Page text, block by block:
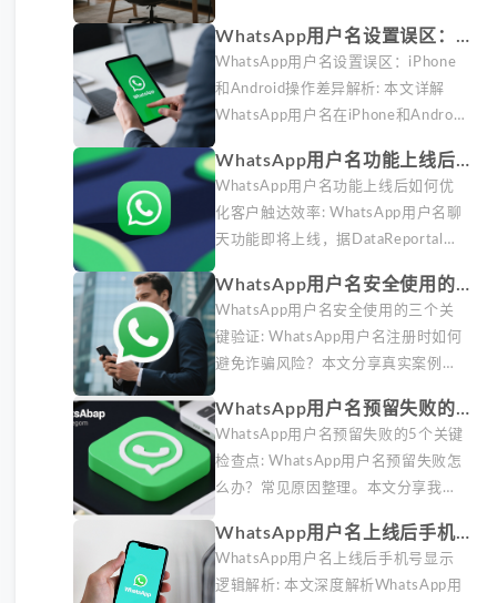
防措施及常见问题，帮助用户有效管
理WhatsApp账号安全。
WhatsApp用户名设置误区：
iPhone和Android操作差异解
析
WhatsApp用户名设置误区：iPhone
和Android操作差异解析: 本文详解
WhatsApp用户名在iPhone和Android
营团队避免因设备差异导致的账号配
置错误。包含实操步骤、常见问题及
多账号管理建议。
WhatsApp用户名功能上线后如
何优化客户触达效率
WhatsApp用户名功能上线后如何优
化客户触达效率: WhatsApp用户名聊
天功能即将上线，据DataReportal
改变海外客户开发模式。本文分享我
们团队在账号矩阵搭建、消息频控和
自动化工具组合方面的实战经验。
WhatsApp用户名安全使用的三
个关键验证
WhatsApp用户名安全使用的三个关
键验证: WhatsApp用户名注册时如何
避免诈骗风险？本文分享真实案例中
技巧，以及我们团队在跨境业务中总
结的三种安全使用策略，帮助海外运
营者降低账号风险。
WhatsApp用户名预留失败的5
个关键检查点
WhatsApp用户名预留失败的5个关键
检查点: WhatsApp用户名预留失败怎
么办？常见原因整理。本文分享我们
用户名预留失败问题及解决方案，帮
助您快速排查账号环境、网络配置和
操作流程中的常见陷阱。
WhatsApp用户名上线后手机号
显示逻辑解析
WhatsApp用户名上线后手机号显示
逻辑解析: 本文深度解析WhatsApp用